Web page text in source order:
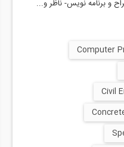
و برنامه نویس- ناظر و...